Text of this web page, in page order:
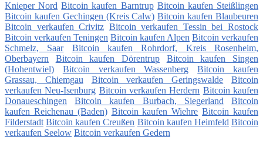
Knieper Nord Bitcoin kaufen Barntrup Bitcoin kaufen Steißlingen
Bitcoin kaufen Gechingen (Kreis Calw) Bitcoin kaufen Blaubeuren
Bitcoin verkaufen Crivitz Bitcoin verkaufen Tessin bei Rostock
Bitcoin verkaufen Teningen Bitcoin kaufen Alpen Bitcoin verkaufen
Schmelz, Saar
Bitcoin kaufen Rohrdorf, Kreis Rosenheim,
Oberbayern
Bitcoin kaufen Dörentrup
Bitcoin kaufen Singen
(Hohentwiel)
Bitcoin verkaufen Wassenberg
Bitcoin kaufen
Grassau, Chiemgau
Bitcoin verkaufen Geringswalde
Bitcoin
verkaufen Neu-Isenburg Bitcoin verkaufen Herdern Bitcoin kaufen
Donaueschingen
Bitcoin kaufen Burbach, Siegerland
Bitcoin
kaufen Reichenau (Baden) Bitcoin kaufen Wiehre Bitcoin kaufen
Filderstadt Bitcoin kaufen Creußen Bitcoin kaufen Heimfeld Bitcoin
verkaufen Seelow Bitcoin verkaufen Gedern